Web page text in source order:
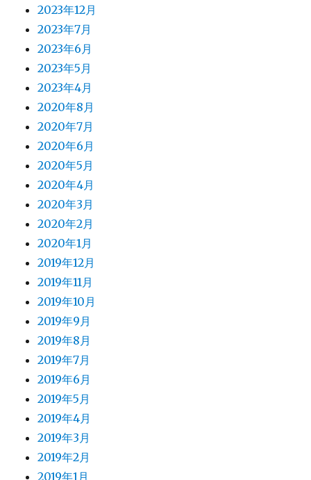
2023年12月
2023年7月
2023年6月
2023年5月
2023年4月
2020年8月
2020年7月
2020年6月
2020年5月
2020年4月
2020年3月
2020年2月
2020年1月
2019年12月
2019年11月
2019年10月
2019年9月
2019年8月
2019年7月
2019年6月
2019年5月
2019年4月
2019年3月
2019年2月
2019年1月